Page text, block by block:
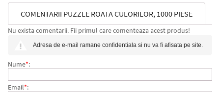
COMENTARII PUZZLE ROATA CULORILOR, 1000 PIESE
Nu exista comentarii. Fii primul care comenteaza acest produs!
Adresa de e-mail ramane confidentiala si nu va fi afisata pe site.
Nume*:
Email*: